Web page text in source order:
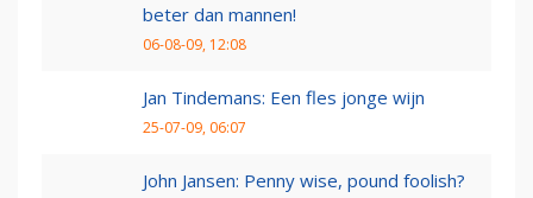
beter dan mannen!
06-08-09, 12:08
Jan Tindemans: Een fles jonge wijn
25-07-09, 06:07
John Jansen: Penny wise, pound foolish?